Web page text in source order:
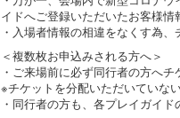
イドへご登録いただいたお客様情
・入場者情報の相違をなくす為
＜複数枚お申込みされる方へ＞
・ご来場前に必ず同行者の方へチ
※チケットを分配いただいていな
・同行者の方も、各プレイガイ